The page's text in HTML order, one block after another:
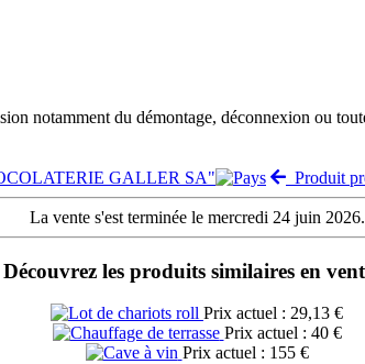
notamment du démontage, déconnexion ou
GALLER SA"
Produit
La vente s'est terminée le mercredi 24 juin 2026.
Découvrez les produits similaires en
Prix actuel : 29,13 €
Prix actuel : 40 €
Prix actuel : 155 €